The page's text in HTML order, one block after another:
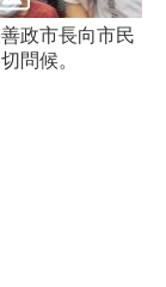
政市長向市民
問候。